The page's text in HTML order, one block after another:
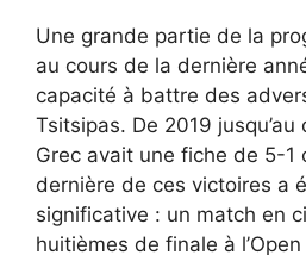
Une grande partie de la
au cours de la dernière
capacité à battre des
Tsitsipas. De 2019
Grec avait une fiche de 5-1
dernière de ces victoires a
significative : un match en
huitièmes de finale à